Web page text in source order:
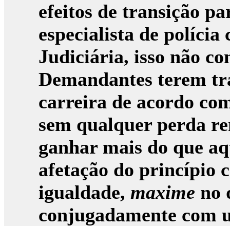
efeitos de transição
especialista de
Judiciária, isso não
Demandantes terem
carreira de acordo
sem qualquer perda
ganhar mais do que
afetação do princípio
igualdade, maxime no
conjugadamente com